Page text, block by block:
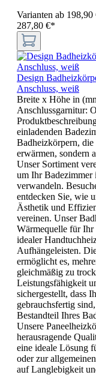
Varianten ab 198,90
287,80 €*
Design
Anschluss, weiß
Breite x Höhe in
Anschlussgarnitur:
einladenden
Badheizkörpern,
erwärmen, sondern
Unser Sortiment
um Ihr Badezimmer
verwandeln.
entdecken Sie, wie
Ästhetik und
vereinen. Unser
Wärmequelle für Ihr
idealer
Aufhängeleisten.
ermöglicht es,
gleichmäßig zu
Leistungsfähigkeit
sichergestellt, dass
gebrauchsfertig
Bestandteil Ihres
Unsere
herausragende
eine ideale Lösung
oder zur
auf Langlebigkeit